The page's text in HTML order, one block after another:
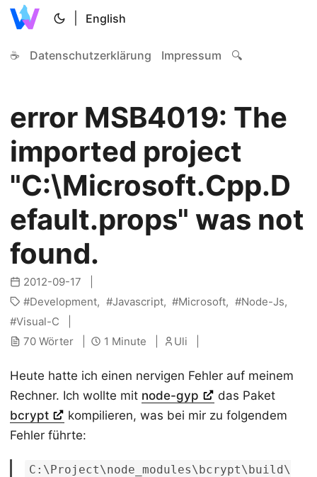
English
☕ Datenschutzerklärung Impressum 🔍
error MSB4019: The
imported project
"C:\Microsoft.Cpp.D
efault.props" was not
found.
2012-09-17
Development
Javascript Microsoft
Node-Js
Visual-C
70 Wörter
1 Minute Uli
Heute hatte ich einen nervigen Fehler auf meinem
Rechner. Ich wollte mit node-gyp
das Paket
bcrypt
kompilieren, was bei mir zu folgendem
Fehler führte:
C:\Project\node_modules\bcrypt\build\